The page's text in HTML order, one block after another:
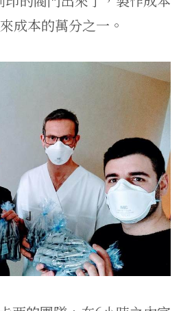
成本的萬分之一。